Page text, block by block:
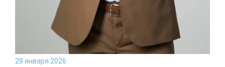
28 января 2026